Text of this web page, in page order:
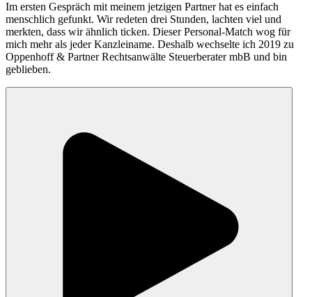
Im ersten Gespräch mit meinem jetzigen Partner hat es einfach
menschlich gefunkt. Wir redeten drei Stunden, lachten viel und
merkten, dass wir ähnlich ticken. Dieser Personal-Match wog für
mich mehr als jeder Kanzleiname. Deshalb wechselte ich 2019 zu
Oppenhoff & Partner Rechtsanwälte Steuerberater mbB und bin
geblieben.